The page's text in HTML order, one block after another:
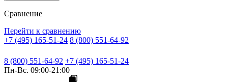
Сравнение
Перейти к сравнению
+7 (495) 165-51-24 8 (800) 551-64-92
8 (800) 551-64-92 +7 (495) 165-51-24
Пн-Вс. 09:00-21:00